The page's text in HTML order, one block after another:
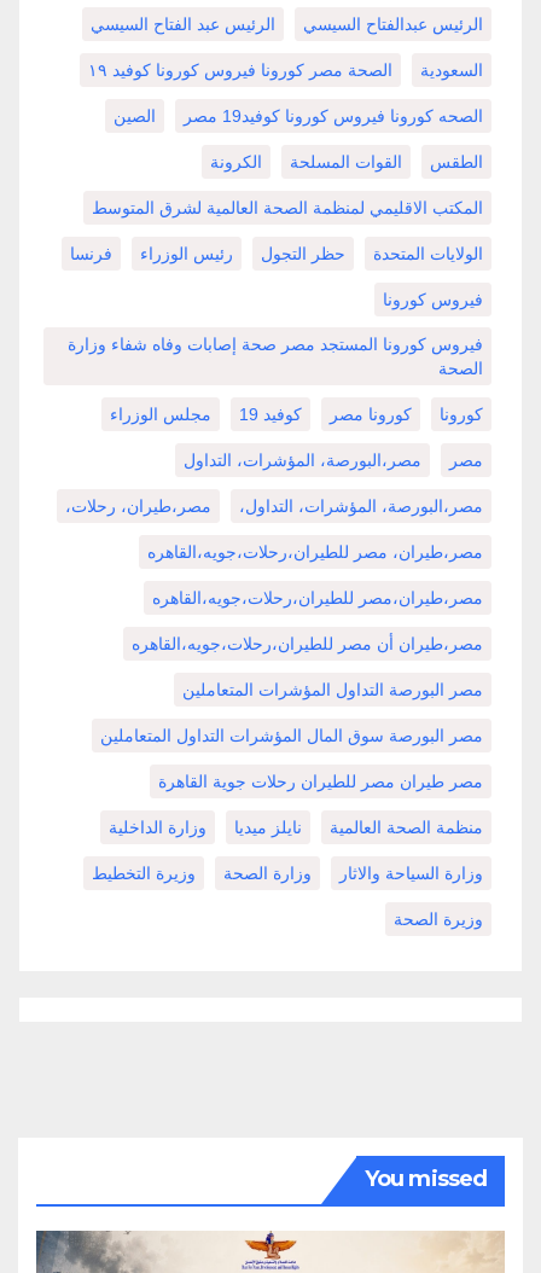
الرئيس عبدالفتاح السيسي الرئيس عبد الفتاح السيسي
السعودية الصحة مصر كورونا فيروس كورونا كوفيد ١٩
الصحه كورونا فيروس كورونا كوفيد19 مصر الصين
الطقس القوات المسلحة الكرونة
المكتب الاقليمي لمنظمة الصحة العالمية لشرق المتوسط
الولايات المتحدة حظر التجول رئيس الوزراء فرنسا
فيروس كورونا
فيروس كورونا المستجد مصر صحة إصابات وفاه شفاء وزارة
الصحة
كورونا كورونا مصر كوفيد 19 مجلس الوزراء
مصر مصر،البورصة، المؤشرات، التداول
مصر،البورصة، المؤشرات، التداول، مصر،طيران، رحلات،
مصر،طيران، مصر للطيران،رحلات،جويه،القاهره
مصر،طيران،مصر للطيران،رحلات،جويه،القاهره
مصر،طيران أن مصر للطيران،رحلات،جويه،القاهره
مصر البورصة التداول المؤشرات المتعاملين
مصر البورصة سوق المال المؤشرات التداول المتعاملين
مصر طيران مصر للطيران رحلات جوية القاهرة
منظمة الصحة العالمية نايلز ميديا وزارة الداخلية
وزارة السياحة والاثار وزارة الصحة وزيرة التخطيط
وزيرة الصحة
You missed